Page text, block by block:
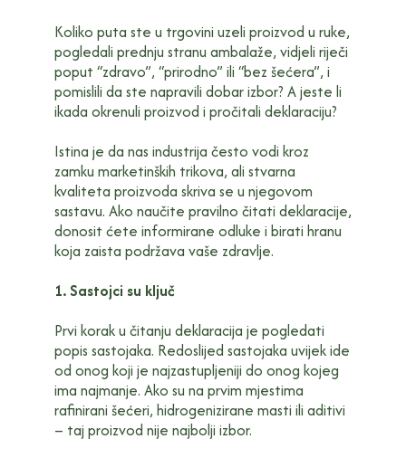
Koliko puta ste u trgovini uzeli proizvod u ruke,
pogledali prednju stranu ambalaže, vidjeli riječi
poput “zdravo”, “prirodno” ili “bez šećera”, i
pomislili da ste napravili dobar izbor? A jeste li
ikada okrenuli proizvod i pročitali deklaraciju?
Istina je da nas industrija često vodi kroz
zamku marketinških trikova, ali stvarna
kvaliteta proizvoda skriva se u njegovom
sastavu. Ako naučite pravilno čitati deklaracije,
donosit ćete informirane odluke i birati hranu
koja zaista podržava vaše zdravlje.
1. Sastojci su ključ
Prvi korak u čitanju deklaracija je pogledati
popis sastojaka. Redoslijed sastojaka uvijek ide
od onog koji je najzastupljeniji do onog kojeg
ima najmanje. Ako su na prvim mjestima
rafinirani šećeri, hidrogenizirane masti ili aditivi
– taj proizvod nije najbolji izbor.